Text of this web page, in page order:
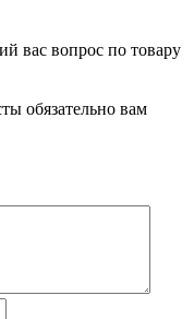
вас вопрос по товару
обязательно вам